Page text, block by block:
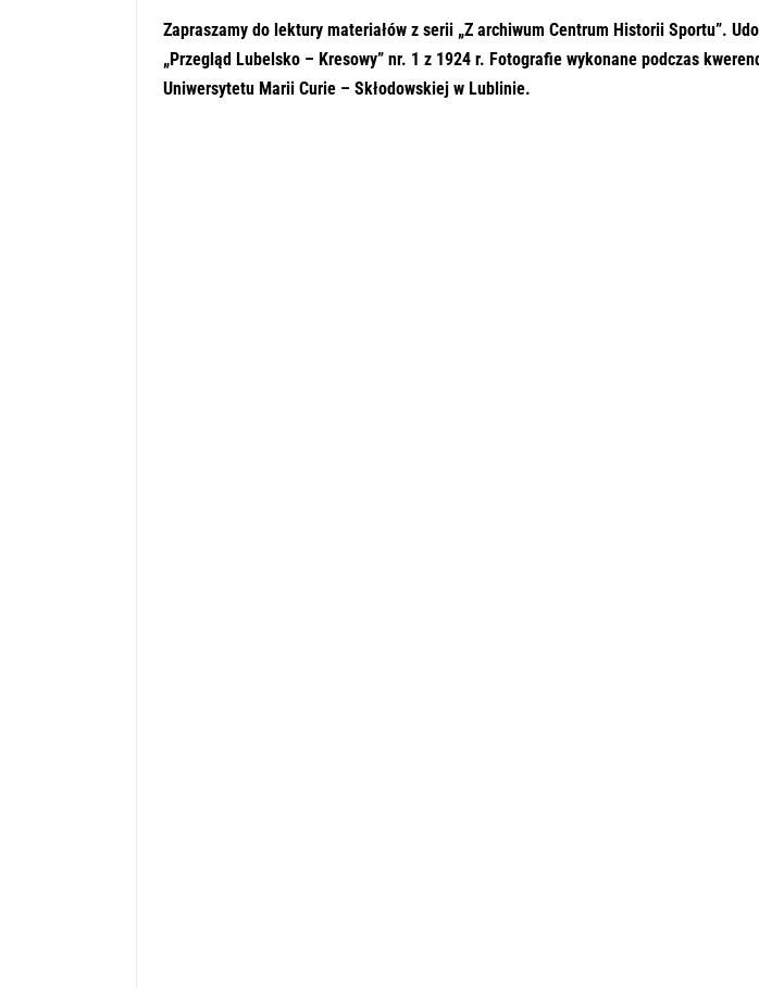
Zapraszamy do lektury materiałów z serii „Z archiwum Centrum Historii Sportu”.
„Przegląd Lubelsko – Kresowy” nr. 1 z 1924 r. Fotografie wykonane podczas
Uniwersytetu Marii Curie – Skłodowskiej w Lublinie.